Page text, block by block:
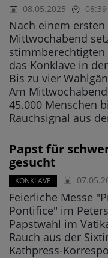
08.05.2025 08:39
Nach einem
Mittwochabend
das Konklave in
Bis zu vier
Am
45.000 Menschen
Rauchsignal aus
Papst für
gesucht
KONKLAVE
Feierliche Messe
Pontifice" im
Papstwahl im
Rauch aus der
Kathpress-